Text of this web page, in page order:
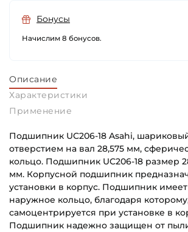
Бонусы
Начислим 8 бонусов.
Описание
Характеристики
Применение
Подшипник UC206-18 Asahi,
отверстием на вал 28,575 мм,
кольцо. Подшипник UC206-18 размер
мм. Корпусной подшипник
установки в корпус. Подшипник
наружное кольцо, благодаря
самоцентрируется при установке в
Подшипник надежно защищен от